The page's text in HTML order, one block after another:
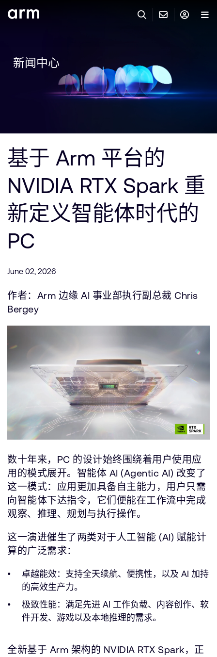
联系技术支持
IP 技术支持
一般 IP 授权方案
其他事项
Arm 廉洁举报热线
教育项目
人才招聘
网站
通报安全漏洞
Arm 全球总部
Cambridge, UK
Tel: + 44(1223) 400 400 [总机]
Fax: + 44(1223) 400 410
查看全球办公室
登录以访问您的 Arm 账户。
需要 Arm ID 吗？ 在此注册
快捷链接
账户
工具软件
支持案例
开发者计划
用户个人资料
公司信息
新闻中心
基于 Arm 平台的
NVIDIA RTX Spark 重
新定义智能体时代的
PC
June 02, 2026
作者：Arm 边缘 AI 事业部执行副总裁 Chris
Bergey
数十年来，PC 的设计始终围绕着用户使用应
用的模式展开。智能体 AI (Agentic AI) 改变了
这一模式：应用更加具备自主能力，用户只需
向智能体下达指令，它们便能在工作流中完成
观察、推理、规划与执行操作。
这一演进催生了两类对于人工智能 (AI) 赋能计
算的广泛需求：
卓越能效：支持全天续航、便携性，以及 AI 加持
的高效生产力。
极致性能：满足先进 AI 工作负载、内容创作、软
件开发、游戏以及本地推理的需求。
全新基于 Arm 架构的 NVIDIA RTX Spark，正